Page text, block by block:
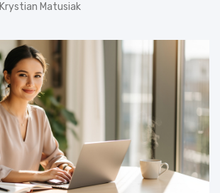
Krystian Matusiak